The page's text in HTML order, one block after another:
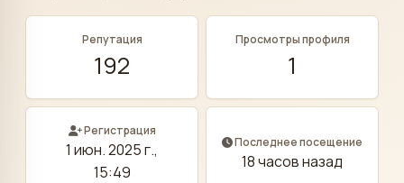
Репутация
192
Просмотры профиля
1
Регистрация
1 июн. 2025 г.,
15:49
Последнее посещение
18 часов назад